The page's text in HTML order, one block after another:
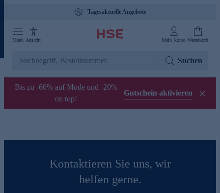
Tagesaktuelle Angebote
Menü Ansicht Mein Konto Warenkorb
Suchen
Bis zu -60% auf Mode und -20%
on top!
Gutschein aktivieren
Kontaktieren Sie uns, wir
helfen gerne.